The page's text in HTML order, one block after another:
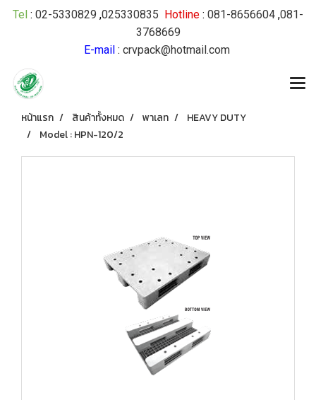
Tel : 02-5330829 ,025330835 Hotline : 081-8656604 ,081-
3768669
E-mail: crvpack@hotmail.com
หน้าแรก สินค้าทั้งหมด พาเลท
HEAVY DUTY
Model : HPN-120/2